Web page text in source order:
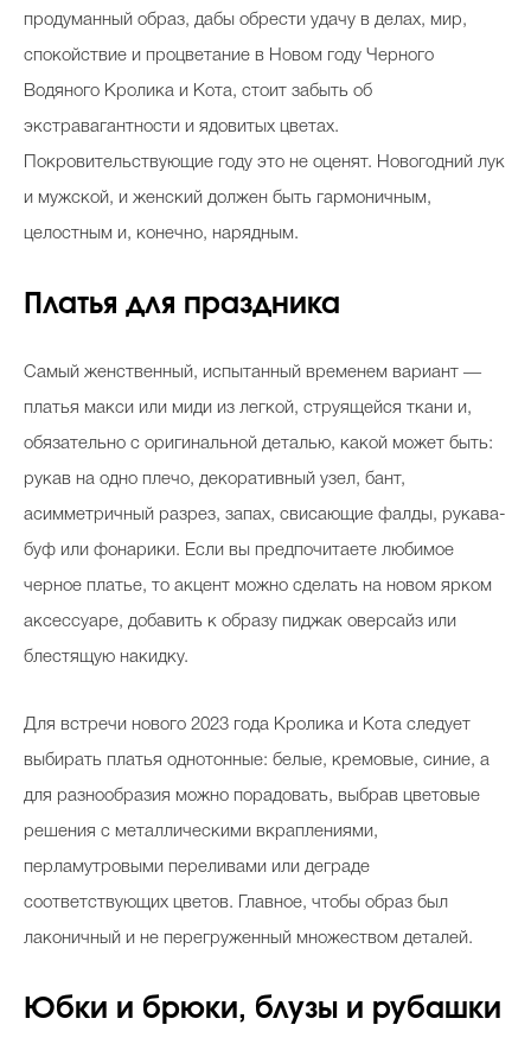
продуманный образ, дабы обрести удачу в делах, мир,
спокойствие и процветание в Новом году Черного
Водяного Кролика и Кота, стоит забыть об
экстравагантности и ядовитых цветах.
Покровительствующие году это не оценят. Новогодний лук
и мужской, и женский должен быть гармоничным,
целостным и, конечно, нарядным.
Платья для праздника
Самый женственный, испытанный временем вариант ―
платья макси или миди из легкой, струящейся ткани и,
обязательно с оригинальной деталью, какой может быть:
рукав на одно плечо, декоративный узел, бант,
асимметричный разрез, запах, свисающие фалды, рукава-
буф или фонарики. Если вы предпочитаете любимое
черное платье, то акцент можно сделать на новом ярком
аксессуаре, добавить к образу пиджак оверсайз или
блестящую накидку.
Для встречи нового 2023 года Кролика и Кота следует
выбирать платья однотонные: белые, кремовые, синие, а
для разнообразия можно порадовать, выбрав цветовые
решения с металлическими вкраплениями,
перламутровыми переливами или деграде
соответствующих цветов. Главное, чтобы образ был
лаконичный и не перегруженный множеством деталей.
Юбки и брюки, блузы и рубашки